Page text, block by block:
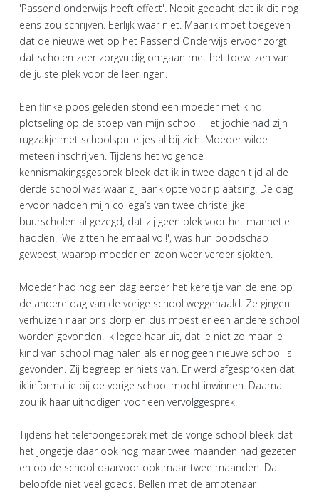
'Passend onderwijs heeft effect'. Nooit gedacht dat ik dit nog
eens zou schrijven. Eerlijk waar niet. Maar ik moet toegeven
dat de nieuwe wet op het Passend Onderwijs ervoor zorgt
dat scholen zeer zorgvuldig omgaan met het toewijzen van
de juiste plek voor de leerlingen.
Een flinke poos geleden stond een moeder met kind
plotseling op de stoep van mijn school. Het jochie had zijn
rugzakje met schoolspulletjes al bij zich. Moeder wilde
meteen inschrijven. Tijdens het volgende
kennismakingsgesprek bleek dat ik in twee dagen tijd al de
derde school was waar zij aanklopte voor plaatsing. De dag
ervoor hadden mijn collega’s van twee christelijke
buurscholen al gezegd, dat zij geen plek voor het mannetje
hadden. 'We zitten helemaal vol!', was hun boodschap
geweest, waarop moeder en zoon weer verder sjokten.
Moeder had nog een dag eerder het kereltje van de ene op
de andere dag van de vorige school weggehaald. Ze gingen
verhuizen naar ons dorp en dus moest er een andere school
worden gevonden. Ik legde haar uit, dat je niet zo maar je
kind van school mag halen als er nog geen nieuwe school is
gevonden. Zij begreep er niets van. Er werd afgesproken dat
ik informatie bij de vorige school mocht inwinnen. Daarna
zou ik haar uitnodigen voor een vervolggesprek.
Tijdens het telefoongesprek met de vorige school bleek dat
het jongetje daar ook nog maar twee maanden had gezeten
en op de school daarvoor ook maar twee maanden. Dat
beloofde niet veel goeds. Bellen met de ambtenaar